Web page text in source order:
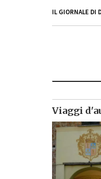
IL GIORNALE DI
Viaggi